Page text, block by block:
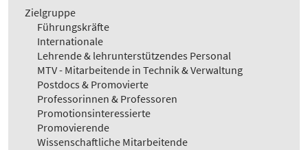
Zielgruppe
Führungskräfte
Internationale
Lehrende & lehrunterstützendes Personal
MTV - Mitarbeitende in Technik & Verwaltung
Postdocs & Promovierte
Professorinnen & Professoren
Promotionsinteressierte
Promovierende
Wissenschaftliche Mitarbeitende